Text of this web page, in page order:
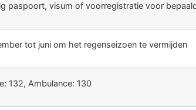
paspoort, visum of voorregistratie voor
tot juni om het regenseizoen te vermijden
132, Ambulance: 130